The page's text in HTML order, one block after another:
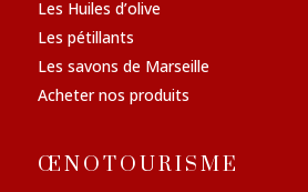
Les Huiles d’olive
Les pétillants
Les savons de Marseille
Acheter nos produits
ŒNOTOURISME